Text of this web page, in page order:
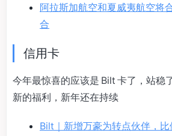
阿拉斯加航空和夏威夷航空将
合
信用卡
今年最惊喜的应该是 Bilt 卡了，站稳
新的福利，新年还在持续
Bilt｜新增万豪为转点伙伴，比